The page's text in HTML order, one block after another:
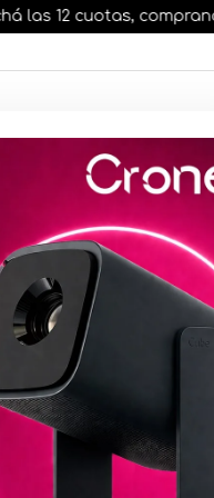
12 cuotas, comprando
25% OFF
antes de las 13
Mouse